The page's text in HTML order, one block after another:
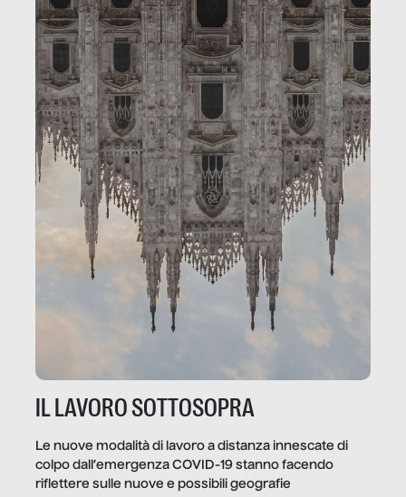
IL LAVORO SOTTOSOPRA
Le nuove modalità di lavoro a distanza innescate di
colpo dall’emergenza COVID-19 stanno facendo
riflettere sulle nuove e possibili geografie